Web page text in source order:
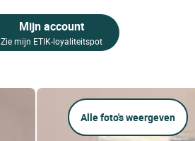
Mijn account
Zie mijn ETIK-loyaliteitspot
Alle foto's weergeven